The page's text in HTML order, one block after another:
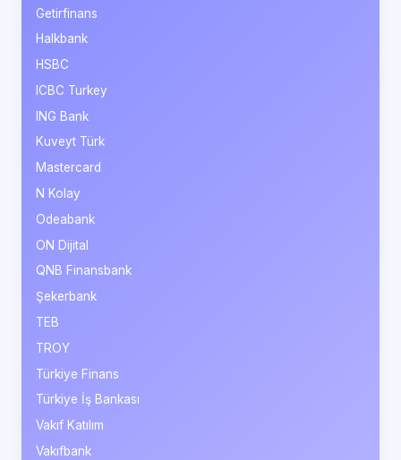
Getirfinans
Halkbank
HSBC
ICBC Turkey
ING Bank
Kuveyt Türk
Mastercard
N Kolay
Odeabank
ON Dijital
QNB Finansbank
Şekerbank
TEB
TROY
Türkiye Finans
Türkiye İş Bankası
Vakıf Katılım
Vakıfbank